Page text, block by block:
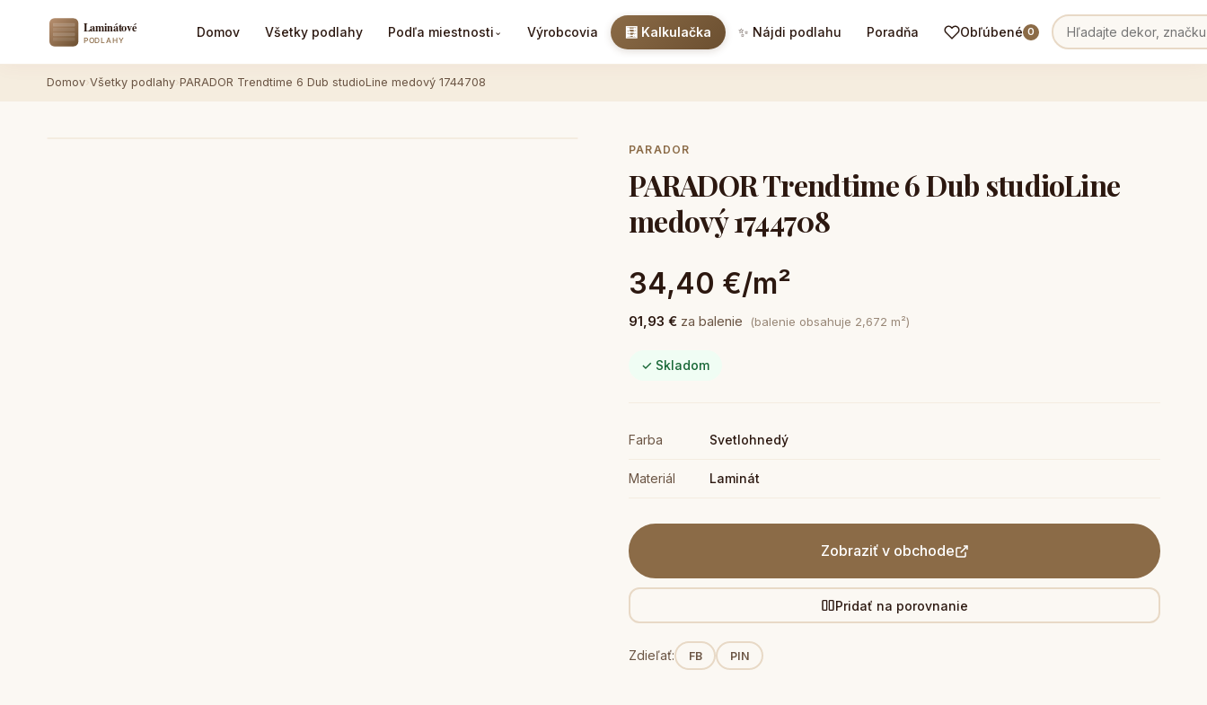
Domov Všetky podlahy Podľa miestnosti ⌄ Výrobcovia 🧮 Kalkulačka ✨ Nájdi podlahu Poradňa Obľúbené 0
Domov Všetky podlahy PARADOR Trendtime 6 Dub studioLine medový 1744708
PARADOR
PARADOR Trendtime 6 Dub studioLine
medový 1744708
34,40 €/m²
91,93 € za balenie (balenie obsahuje 2,672 m²)
✓ Skladom
Farba Svetlohnedý
Materiál Laminát
Zobraziť v obchode
Pridať na porovnanie
Zdieľať: FB PIN